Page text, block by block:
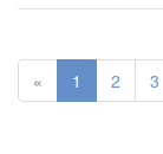
« 1 2 3